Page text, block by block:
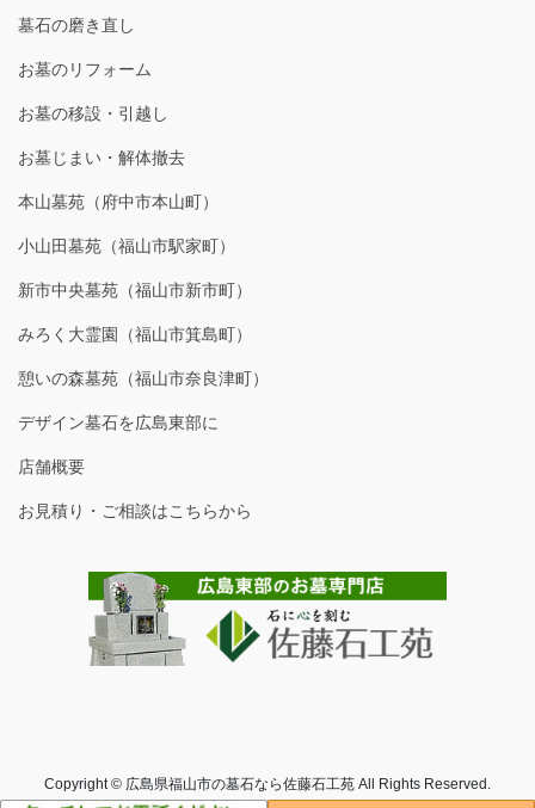
墓石の磨き直し
お墓のリフォーム
お墓の移設・引越し
お墓じまい・解体撤去
本山墓苑（府中市本山町）
小山田墓苑（福山市駅家町）
新市中央墓苑（福山市新市町）
みろく大霊園（福山市箕島町）
憩いの森墓苑（福山市奈良津町）
デザイン墓石を広島東部に
店舗概要
お見積り・ご相談はこちらから
Copyright © 広島県福山市の墓石なら佐藤石工苑 All Rights Reserved.